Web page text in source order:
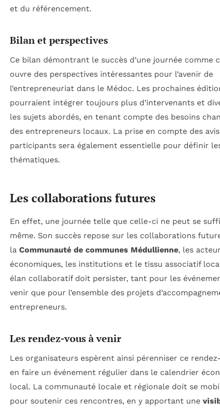
et du référencement.
Bilan et perspectives
Ce bilan démontrant le succès d’une journée comme
ouvre des perspectives intéressantes pour l’avenir de
l’entrepreneuriat dans le Médoc. Les prochaines
pourraient intégrer toujours plus d’intervenants et
les sujets abordés, en tenant compte des besoins
des entrepreneurs locaux. La prise en compte des
participants sera également essentielle pour définir
thématiques.
Les collaborations futures
En effet, une journée telle que celle-ci ne peut se
même. Son succès repose sur les collaborations
la Communauté de communes Médullienne, les
économiques, les institutions et le tissu associatif
élan collaboratif doit persister, tant pour les
venir que pour l’ensemble des projets
entrepreneurs.
Les rendez-vous à venir
Les organisateurs espèrent ainsi pérenniser ce
en faire un événement régulier dans le calendrier
local. La communauté locale et régionale doit se
pour soutenir ces rencontres, en y apportant une